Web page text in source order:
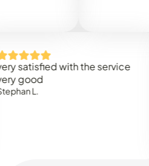
with the service